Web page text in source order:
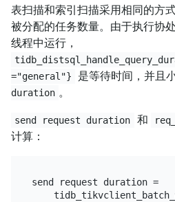
表扫描和索引扫描采用相同的方式
被分配的任务数量。由于执行协
线程中运行，
="general"}
是等待时间，并且
duration 。
send request duration 和
计算：
send request duration =